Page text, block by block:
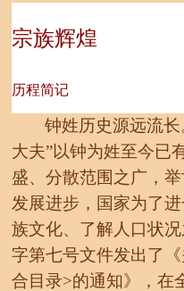
弘
宗族辉煌
—
历程简记
钟姓历史源远流
大夫”以钟为姓至今已
盛、分散范围之广，
发展进步，国家为了
族文化、了解人口状
字第七号文件发出了
合目录>的通知》，在